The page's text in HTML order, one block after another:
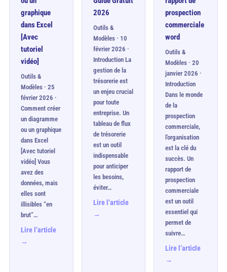
graphique
dans Excel
[Avec
tutoriel
vidéo]
Outils &
Modèles · 25
février 2026 ·
Comment créer
un diagramme
ou un graphique
dans Excel
[Avec tutoriel
vidéo] Vous
avez des
données, mais
elles sont
illisibles “en
brut”…
Lire l’article
→
2026
Outils &
Modèles · 10
février 2026 ·
Introduction La
gestion de la
trésorerie est
un enjeu crucial
pour toute
entreprise. Un
tableau de flux
de trésorerie
est un outil
indispensable
pour anticiper
les besoins,
éviter…
Lire l’article
→
prospection
commerciale
word
Outils &
Modèles · 20
janvier 2026 ·
Introduction
Dans le monde
de la
prospection
commerciale,
l'organisation
est la clé du
succès. Un
rapport de
prospection
commerciale
est un outil
essentiel qui
permet de
suivre…
Lire l’article
→